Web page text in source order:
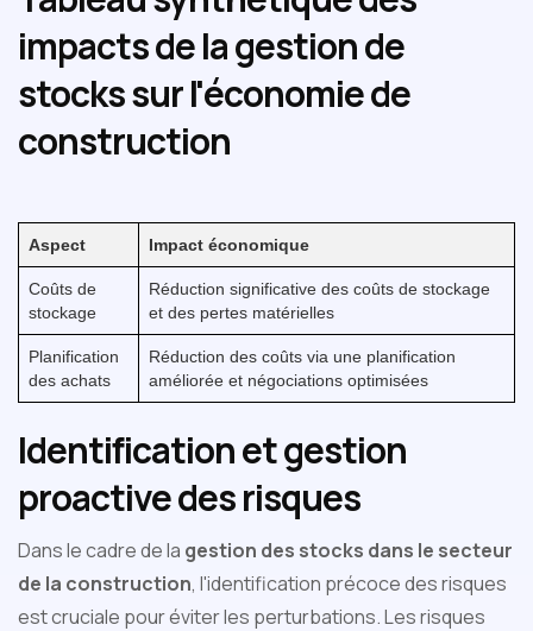
impacts de la gestion de
stocks sur l'économie de
construction
Aspect Impact économique
Coûts de
stockage
Réduction significative des coûts de stockage
et des pertes matérielles
Planification
des achats
Réduction des coûts via une planification
améliorée et négociations optimisées
Identification et gestion
proactive des risques
Dans le cadre de la gestion des stocks dans le secteur
de la construction, l'identification précoce des risques
est cruciale pour éviter les perturbations. Les risques